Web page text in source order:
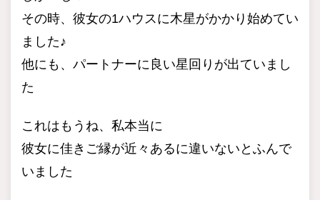
その時、彼女の1ハウスに木星がかかり始めてい
ました♪
他にも、パートナーに良い星回りが出ていまし
た
これはもうね、私本当に
彼女に佳きご縁が近々あるに違いないとふんで
いました